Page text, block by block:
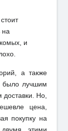
на
и
а также
было лучшим
доставки. Но,
цена,
покупку на
этими